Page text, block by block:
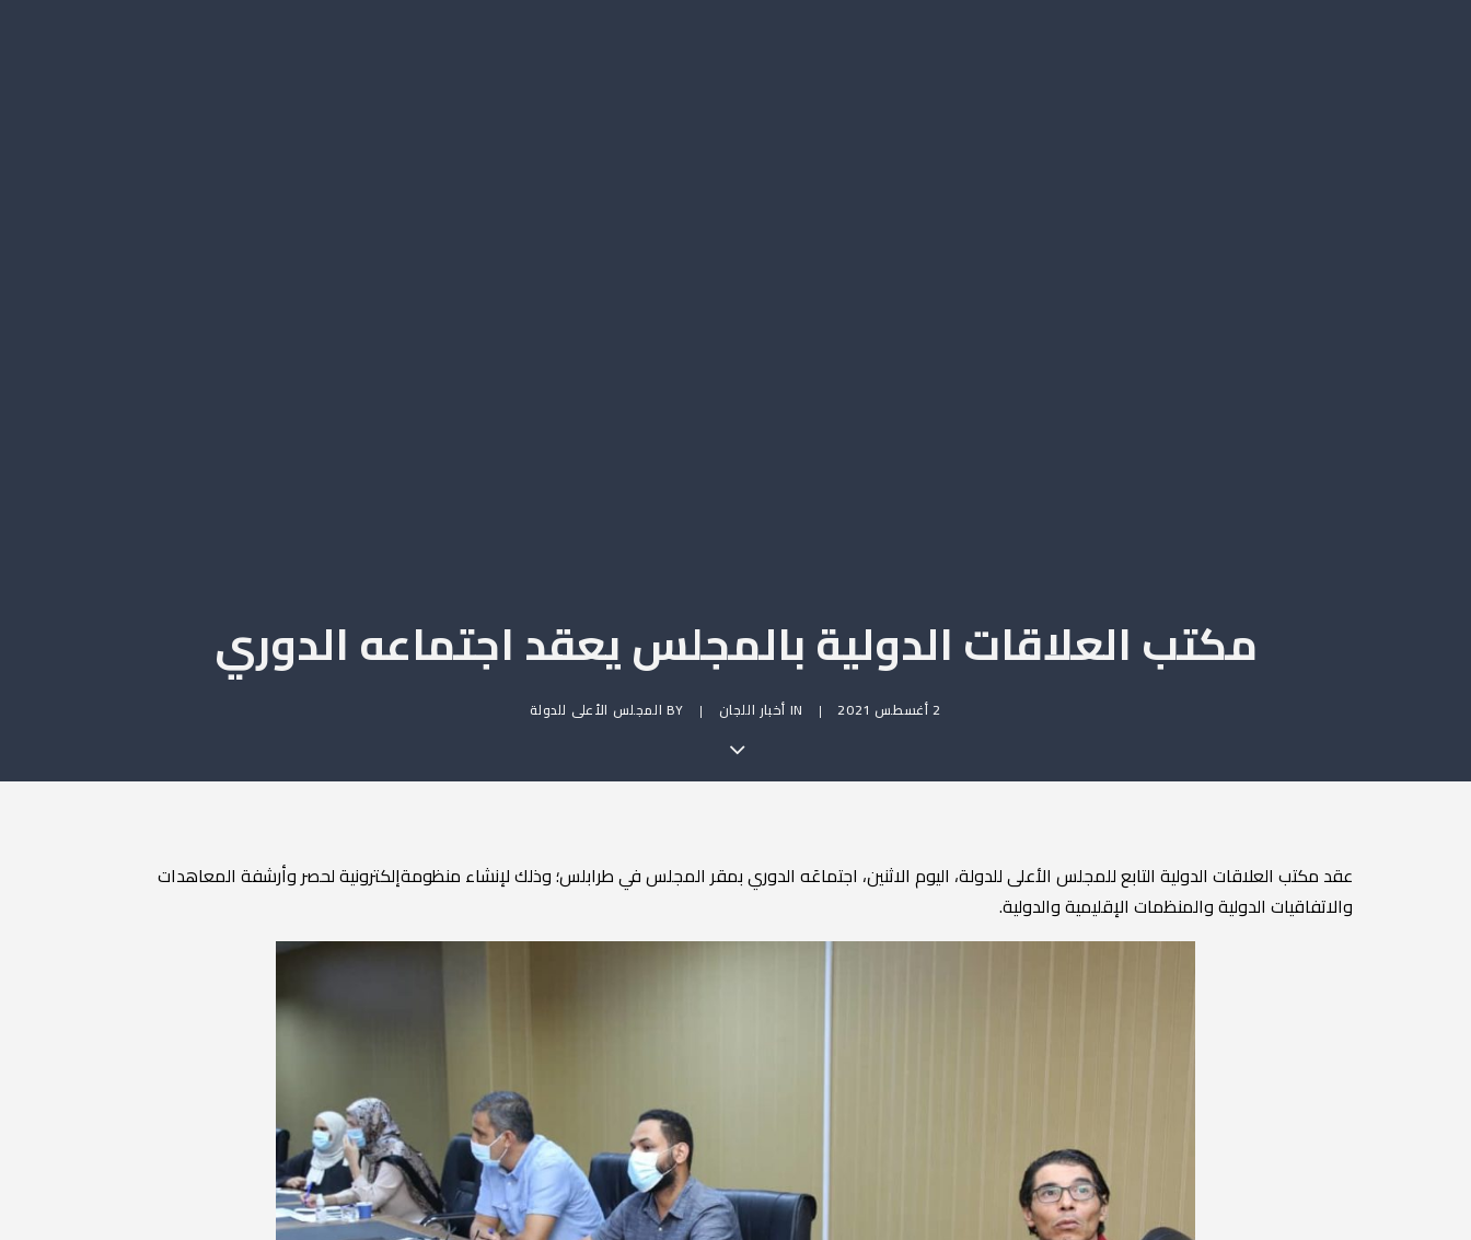
مكتب العلاقات الدولية بالمجلس يعقد اجتماعه الدوري
2 أغسطس 2021 |
IN أخبار اللجان |
BY المجلس الأعلى للدولة
عقد مكتب العلاقات الدولية التابعللمجلس الأعلىللدولة، اليوم الاثنين، اجتماعَه الدوريبمقر المجلسفيطرابلس؛وذلكلإنشاء منظومةإلكترونيةلحصروأرشفة المعاهدات
والاتفاقيات الدوليةوالمنظمات الإقليميةوالدولية.